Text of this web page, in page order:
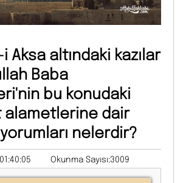
Aksa altındaki kazılar
Baba
bu konudaki
alametlerine dair
nelerdir?
Okunma Sayısı:3009